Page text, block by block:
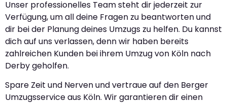
Unser professionelles Team steht dir jederzeit zur
Verfügung, um all deine Fragen zu beantworten und
dir bei der Planung deines Umzugs zu helfen. Du kannst
dich auf uns verlassen, denn wir haben bereits
zahlreichen Kunden bei ihrem Umzug von Köln nach
Derby geholfen.
Spare Zeit und Nerven und vertraue auf den Berger
Umzugsservice aus Köln. Wir garantieren dir einen